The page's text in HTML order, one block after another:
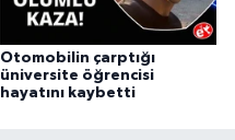
Otomobilin çarptığı
üniversite öğrencisi
hayatını kaybetti